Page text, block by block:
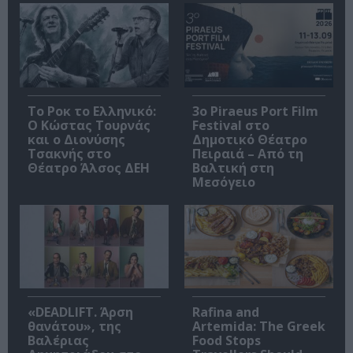
Το Ροκ το Ελληνικό:
Ο Κώστας Τουρνάς
και ο Διονύσης
Τσακνής στο
Θέατρο Άλσος ΔΕΗ
3o Piraeus Port Film
Festival στο
Δημοτικό Θέατρο
Πειραιά – Από τη
Βαλτική στη
Μεσόγειο
«DEADLIFT. Άρση
θανάτου», της
Βαλέριας
Rafina and
Artemida: The Greek
Food Stops